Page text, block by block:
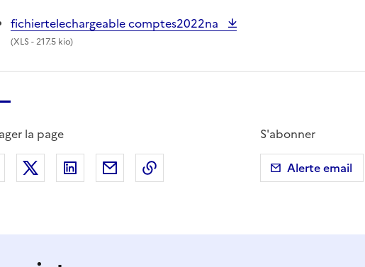
fichiertelechargeable comptes2022na
(XLS - 217.5 kio)
la page
Partager sur Facebook
Partager sur X (anciennement Twitter)
Partager sur LinkedIn
Partager par emailCopier dans le presse-papier
S'abonner
Alerte email